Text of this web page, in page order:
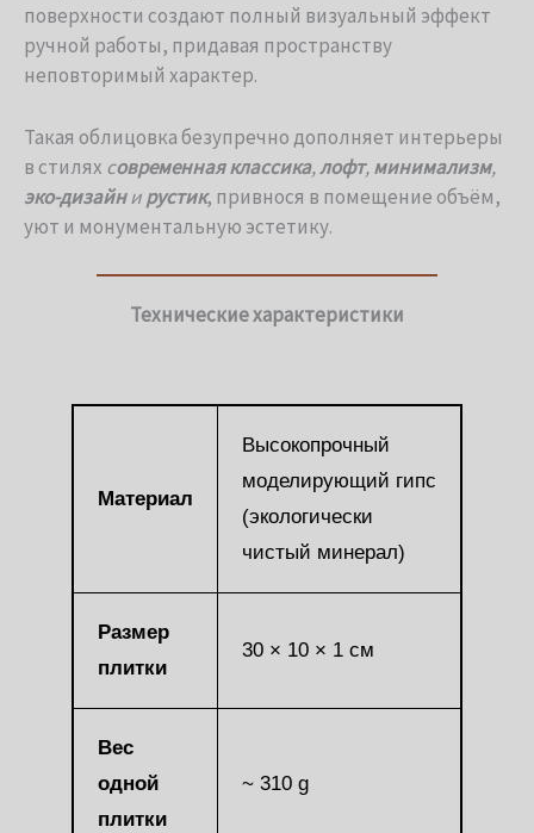
поверхности создают полный визуальный эффект
ручной работы, придавая пространству
неповторимый характер.
Такая облицовка безупречно дополняет интерьеры
в стилях современная классика,лофт,минимализм,
эко-дизайнирустик, привнося в помещение объём,
уют и монументальную эстетику.
Технические характеристики
Материал
Высокопрочный
моделирующий гипс
(экологически
чистый минерал)
Размер
плитки
30 × 10 × 1 см
Вес
одной
плитки
~ 310 g